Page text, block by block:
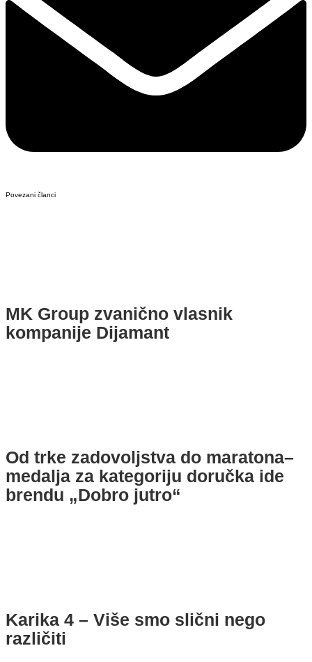
Povezani članci
MK Group zvanično vlasnik
kompanije Dijamant
Od trke zadovoljstva do maratona–
medalja za kategoriju doručka ide
brendu „Dobro jutro“
Karika 4 – Više smo slični nego
različiti